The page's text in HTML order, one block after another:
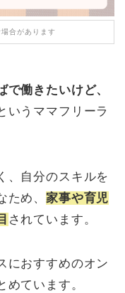
合があります
で働きたいけど、
いうママフリーラ
、自分のスキルを
ため、家事や育児
されています。
におすすめのオン
ています。